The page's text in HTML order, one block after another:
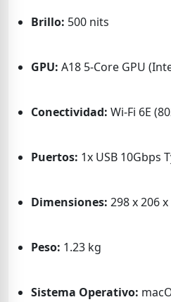
Brillo: 500 nits
GPU: A18 5-Core GPU
Conectividad: Wi-Fi 6E
Puertos: 1x USB 10Gbps
Dimensiones: 298 x 206
Peso: 1.23 kg
Sistema Operativo: